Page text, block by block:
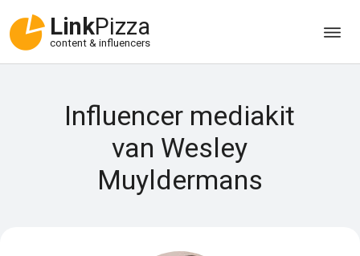
LinkPizza
content & influencers
Influencer mediakit
van Wesley
Muyldermans